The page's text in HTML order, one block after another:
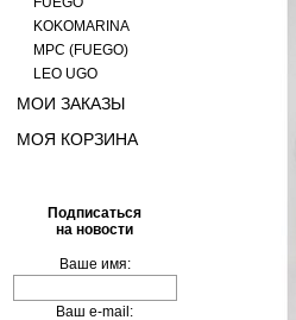
KOKOMARINA
MPC (FUEGO)
LEO UGO
МОИ ЗАКАЗЫ
МОЯ КОРЗИНА
Подписаться
на новости
Ваше имя:
Ваш e-mail: